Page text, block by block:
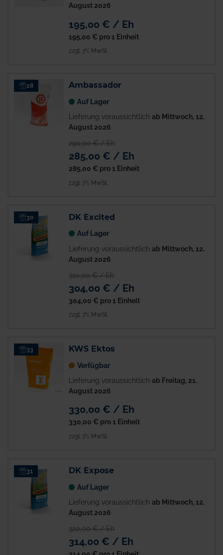
August 2026
195,00 € / Eh
195,00 € pro 1 Einheit
zzgl. 7% MwSt.
28 Ambassador
Auf Lager
Lieferung voraussichtlich ab Mittwoch, 12.
August 2026
290,00 € / Eh
285,00 € / Eh
285,00 € pro 1 Einheit
zzgl. 7% MwSt.
30 DK Excited
Auf Lager
Lieferung voraussichtlich ab Mittwoch, 12.
August 2026
310,00 € / Eh
304,00 € / Eh
304,00 € pro 1 Einheit
zzgl. 7% MwSt.
33 KWS Ektos
Verfügbar
Lieferung voraussichtlich ab Freitag, 21.
August 2026
330,00 € / Eh
330,00 € pro 1 Einheit
zzgl. 7% MwSt.
31 DK Expose
Auf Lager
Lieferung voraussichtlich ab Mittwoch, 12.
August 2026
320,00 € / Eh
314,00 € / Eh